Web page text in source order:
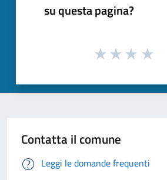
su questa pagina?
Contatta il comune
Leggi le domande frequenti